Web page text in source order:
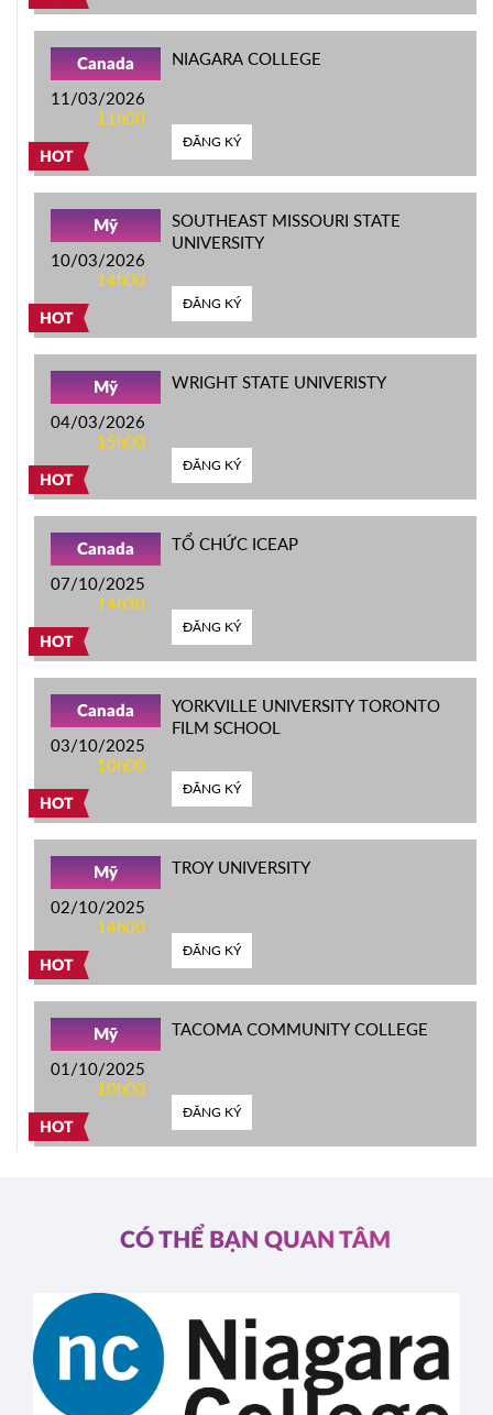
HOT
Canada
11/03/2026
11h00
NIAGARA COLLEGE
ĐĂNG KÝ
HOT
Mỹ
10/03/2026
14h00
SOUTHEAST MISSOURI STATE
UNIVERSITY
ĐĂNG KÝ
HOT
Mỹ
04/03/2026
15h00
WRIGHT STATE UNIVERISTY
ĐĂNG KÝ
HOT
Canada
07/10/2025
14h30
TỔ CHỨC ICEAP
ĐĂNG KÝ
HOT
Canada
03/10/2025
10h00
YORKVILLE UNIVERSITY TORONTO
FILM SCHOOL
ĐĂNG KÝ
HOT
Mỹ
02/10/2025
14h00
TROY UNIVERSITY
ĐĂNG KÝ
HOT
Mỹ
01/10/2025
10h00
TACOMA COMMUNITY COLLEGE
ĐĂNG KÝ
CÓ THỂ BẠN QUAN TÂM